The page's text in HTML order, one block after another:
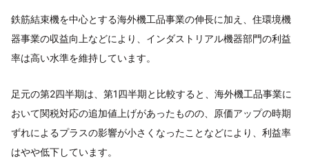
鉄筋結束機を中心とする海外機工品事業の伸長に加え、住環境機
器事業の収益向上などにより、インダストリアル機器部門の利益
率は高い水準を維持しています。
足元の第2四半期は、第1四半期と比較すると、海外機工品事業に
おいて関税対応の追加値上げがあったものの、原価アップの時期
ずれによるプラスの影響が小さくなったことなどにより、利益率
はやや低下しています。